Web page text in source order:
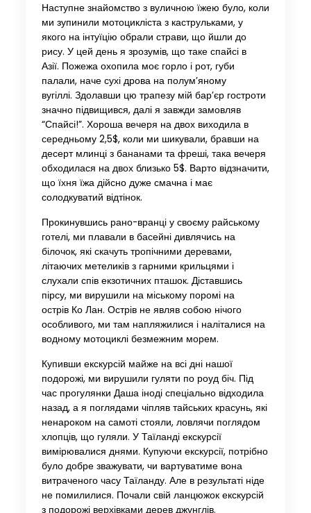
Наступне знайомство з вуличною їжею було, коли
ми зупинили мотоцикліста з каструльками, у
якого на інтуїцію обрали страви, що йшли до
рису. У цей день я зрозумів, що таке спайсі в
Азії. Пожежа охопила моє горло і рот, губи
палали, наче сухі дрова на полум’яному
вугіллі. Здолавши цю трапезу мій бар’єр гостроти
значно підвищився, далі я завжди замовляв
“Спайсі!”. Хороша вечеря на двох виходила в
середньому 2,5$, коли ми шикували, бравши на
десерт млинці з бананами та фреші, така вечеря
обходилася на двох близько 5$. Варто відзначити,
що їхня їжа дійсно дуже смачна і має
солодкуватий відтінок.
Прокинувшись рано-вранці у своєму райському
готелі, ми плавали в басейні дивлячись на
білочок, які скачуть тропічними деревами,
літаючих метеликів з гарними крильцями і
слухали спів екзотичних пташок. Діставшись
пірсу, ми вирушили на міському поромі на
острів Ко Лан. Острів не являв собою нічого
особливого, ми там напляжилися і наліталися на
водному мотоциклі безмежним морем.
Купивши екскурсій майже на всі дні нашої
подорожі, ми вирушили гуляти по роуд біч. Під
час прогулянки Даша іноді спеціально відходила
назад, а я поглядами чіпляв тайських красунь, які
ненароком на самоті стояли, ловлячи поглядом
хлопців, що гуляли. У Таїланді екскурсії
вимірювалися днями. Купуючи екскурсії, потрібно
було добре зважувати, чи вартуватиме вона
витраченого часу Таїланду. Але в результаті ніде
не помилилися. Почали свій ланцюжок екскурсій
з подорожі верхівками дерев джунглів.